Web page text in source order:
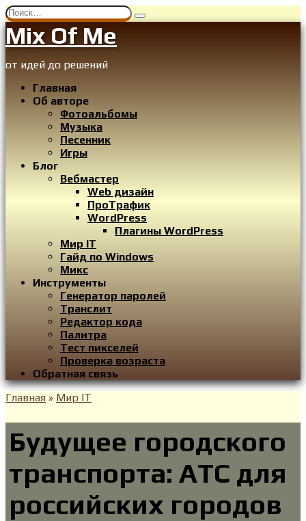
Перейти
к
содержанию
Search
for:
Mix Of Me
от идей до решений
Главная
Об авторе
Фотоальбомы
Музыка
Песенник
Игры
Блог
Вебмастер
Web дизайн
ПроТрафик
WordPress
Плагины WordPress
Мир IT
Гайд по Windows
Микс
Инструменты
Генератор паролей
Транслит
Редактор кода
Палитра
Тест пикселей
Проверка возраста
Обратная связь
Главная » Мир IT
Будущее городского
транспорта: АТС для
российских городов